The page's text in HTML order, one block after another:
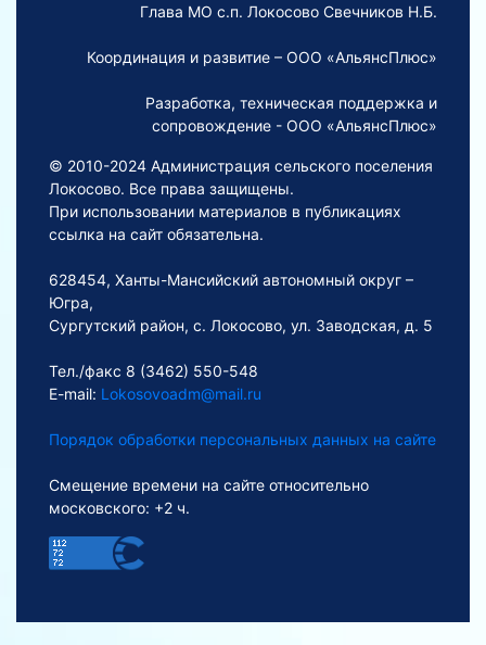
Глава МО с.п. Локосово Свечников Н.Б.
Координация и развитие – ООО «АльянсПлюс»
Разработка, техническая поддержка и
сопровождение - ООО «АльянсПлюс»
© 2010-2024 Администрация сельского поселения
Локосово. Все права защищены.
При использовании материалов в публикациях
ссылка на сайт обязательна.
628454, Ханты-Мансийский автономный округ –
Югра,
Сургутский район, с. Локосово, ул. Заводская, д. 5
Тел./факс 8 (3462) 550-548
E-mail: Lokosovoadm@mail.ru
Порядок обработки персональных данных на сайте
Смещение времени на сайте относительно
московского: +2 ч.